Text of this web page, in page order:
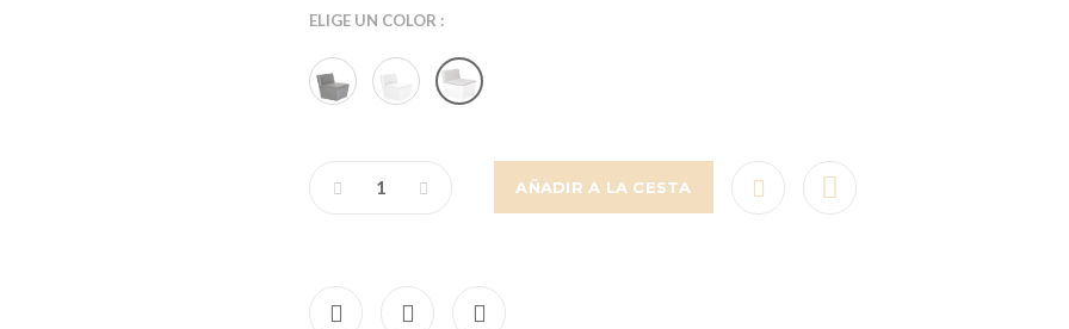
ELIGE UN COLOR :
AÑADIR A LA CESTA